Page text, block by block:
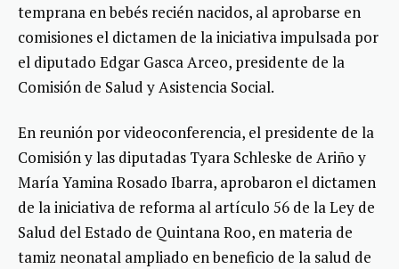
temprana en bebés recién nacidos, al aprobarse en
comisiones el dictamen de la iniciativa impulsada por
el diputado Edgar Gasca Arceo, presidente de la
Comisión de Salud y Asistencia Social.
En reunión por videoconferencia, el presidente de la
Comisión y las diputadas Tyara Schleske de Ariño y
María Yamina Rosado Ibarra, aprobaron el dictamen
de la iniciativa de reforma al artículo 56 de la Ley de
Salud del Estado de Quintana Roo, en materia de
tamiz neonatal ampliado en beneficio de la salud de